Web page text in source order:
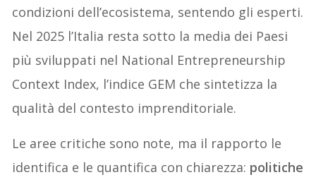
condizioni dell’ecosistema, sentendo gli esperti.
Nel 2025 l’Italia resta sotto la media dei Paesi
più sviluppati nel National Entrepreneurship
Context Index, l’indice GEM che sintetizza la
qualità del contesto imprenditoriale.
Le aree critiche sono note, ma il rapporto le
identifica e le quantifica con chiarezza: politiche